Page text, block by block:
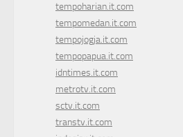
tempoharian.it.com
tempomedan.it.com
tempojogja.it.com
tempopapua.it.com
idntimes.it.com
metrotv.it.com
sctv.it.com
transtv.it.com